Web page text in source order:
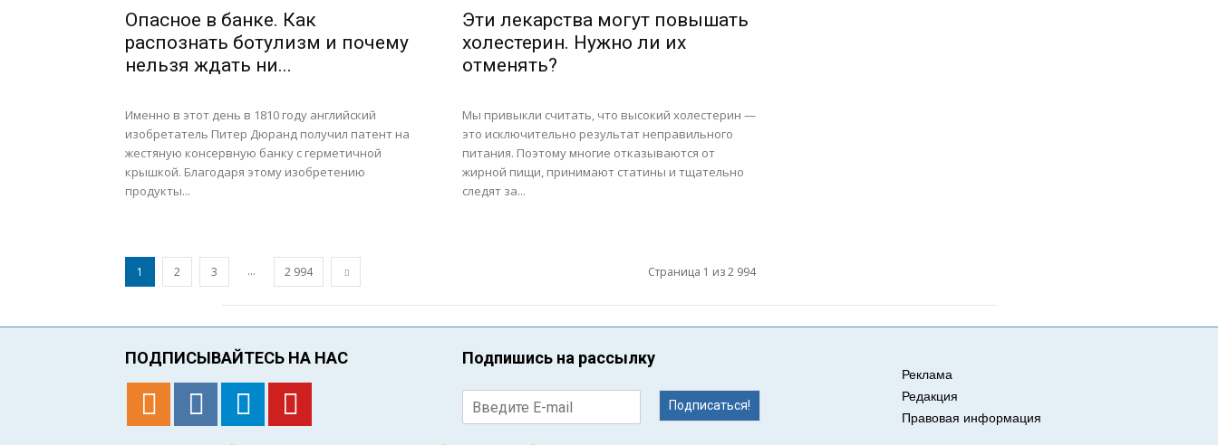
Опасное в банке. Как
распознать ботулизм и почему
нельзя ждать ни...
Именно в этот день в 1810 году английский
изобретатель Питер Дюранд получил патент на
жестяную консервную банку с герметичной
крышкой. Благодаря этому изобретению
продукты...
Эти лекарства могут повышать
холестерин. Нужно ли их
отменять?
Мы привыкли считать, что высокий холестерин —
это исключительно результат неправильного
питания. Поэтому многие отказываются от
жирной пищи, принимают статины и тщательно
следят за...
1 2 3 ... 2 994 Страница 1 из 2 994
ПОДПИСЫВАЙТЕСЬ НА НАС Подпишись на рассылку
Подписаться!
Реклама
Редакция
Правовая информация